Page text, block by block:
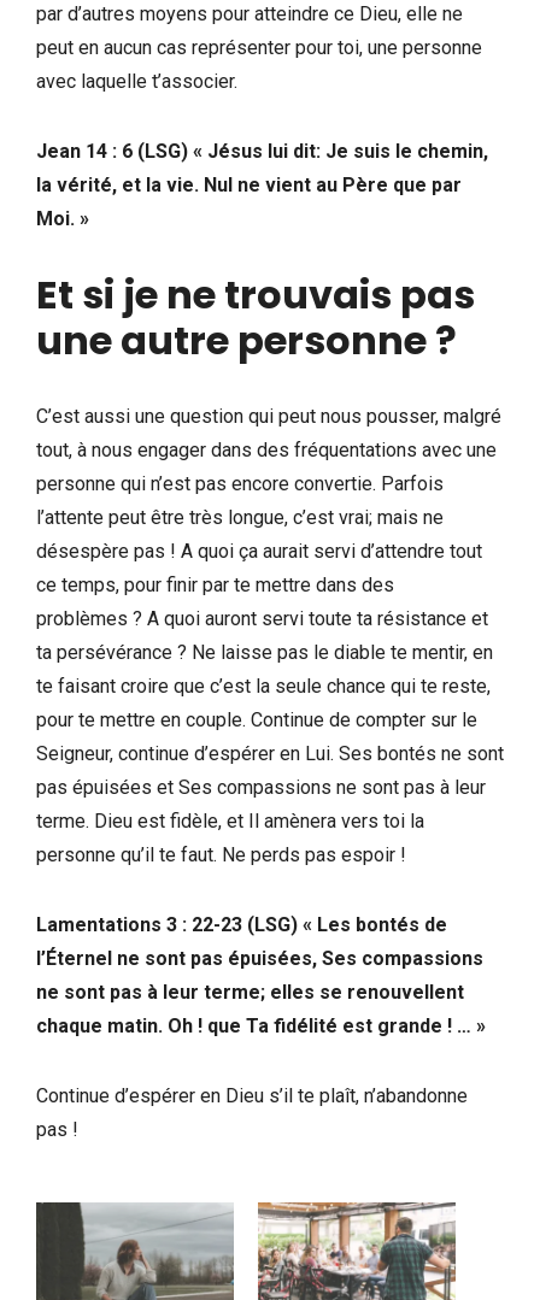
par d’autres moyens pour atteindre ce Dieu, elle ne
peut en aucun cas représenter pour toi, une personne
avec laquelle t’associer.
Jean 14 : 6 (LSG) « Jésus lui dit: Je suis le chemin,
la vérité, et la vie. Nul ne vient au Père que par
Moi. »
Et si je ne trouvais pas
une autre personne ?
C’est aussi une question qui peut nous pousser, malgré
tout, à nous engager dans des fréquentations avec une
personne qui n’est pas encore convertie. Parfois
l’attente peut être très longue, c’est vrai; mais ne
désespère pas ! A quoi ça aurait servi d’attendre tout
ce temps, pour finir par te mettre dans des
problèmes ? A quoi auront servi toute ta résistance et
ta persévérance ? Ne laisse pas le diable te mentir, en
te faisant croire que c’est la seule chance qui te reste,
pour te mettre en couple. Continue de compter sur le
Seigneur, continue d’espérer en Lui. Ses bontés ne sont
pas épuisées et Ses compassions ne sont pas à leur
terme. Dieu est fidèle, et Il amènera vers toi la
personne qu’il te faut. Ne perds pas espoir !
Lamentations 3 : 22-23 (LSG) « Les bontés de
l’Éternel ne sont pas épuisées, Ses compassions
ne sont pas à leur terme; elles se renouvellent
chaque matin. Oh ! que Ta fidélité est grande ! … »
Continue d’espérer en Dieu s’il te plaît, n’abandonne
pas !